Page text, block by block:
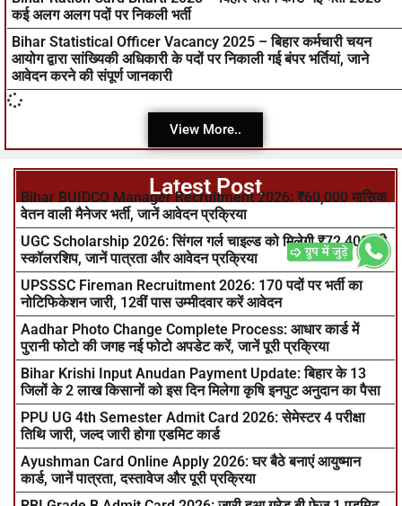
कई अलग अलग पदों पर निकली भर्ती
Bihar Statistical Officer Vacancy 2025 – बिहार कर्मचारी चयन
आयोग द्वारा सांख्यिकी अधिकारी के पदों पर निकाली गई बंपर भर्तियां, जाने
आवेदन करने की संपूर्ण जानकारी
View More..
Latest Post
Bihar BUIDCO Manager Recruitment 2026: ₹60,000 मासिक
वेतन वाली मैनेजर भर्ती, जानें आवेदन प्रक्रिया
UGC Scholarship 2026: सिंगल गर्ल चाइल्ड को मिलेगी ₹72,400 की
स्कॉलरशिप, जानें पात्रता और आवेदन प्रक्रिया
UPSSSC Fireman Recruitment 2026: 170 पदों पर भर्ती का
नोटिफिकेशन जारी, 12वीं पास उम्मीदवार करें आवेदन
Aadhar Photo Change Complete Process: आधार कार्ड में
पुरानी फोटो की जगह नई फोटो अपडेट करें, जानें पूरी प्रक्रिया
Bihar Krishi Input Anudan Payment Update: बिहार के 13
जिलों के 2 लाख किसानों को इस दिन मिलेगा कृषि इनपुट अनुदान का पैसा
PPU UG 4th Semester Admit Card 2026: सेमेस्टर 4 परीक्षा
तिथि जारी, जल्द जारी होगा एडमिट कार्ड
Ayushman Card Online Apply 2026: घर बैठे बनाएं आयुष्मान
कार्ड, जानें पात्रता, दस्तावेज और पूरी प्रक्रिया